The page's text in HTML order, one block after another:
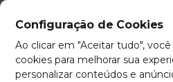
Configuração de Cookies
Ao clicar em "Aceitar tudo",
cookies para melhorar sua
personalizar conteúdos e